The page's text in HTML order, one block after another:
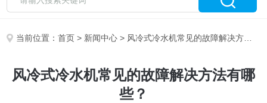
当前位置：首页 > 新闻中心 > 风冷式冷水机常见的故障解决方法有哪些？
风冷式冷水机常见的故障解决方法有哪
些？